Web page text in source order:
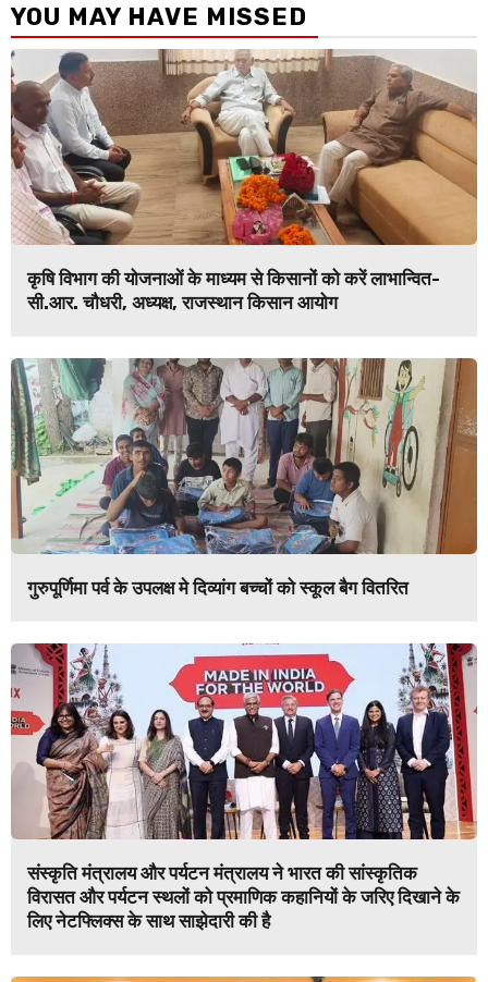
YOU MAY HAVE MISSED
कृषि विभाग की योजनाओं के माध्यम से किसानों को करें लाभान्वित-
सी.आर. चौधरी, अध्यक्ष, राजस्थान किसान आयोग
गुरुपूर्णिमा पर्व के उपलक्ष मे दिव्यांग बच्चों को स्कूल बैग वितरित
संस्कृति मंत्रालय और पर्यटन मंत्रालय ने भारत की सांस्कृतिक
विरासत और पर्यटन स्थलों को प्रमाणिक कहानियों के जरिए दिखाने के
लिए नेटफ्लिक्स के साथ साझेदारी की है